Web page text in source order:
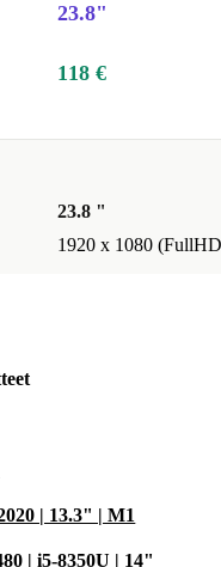
23.8"
118 €
23.8 "
1920 x 1080
| 13.3" | M1
| i5-8350U | 14"